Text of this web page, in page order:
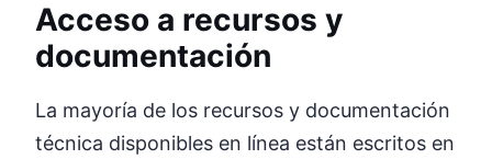
Acceso a recursos y
documentación
La mayoría de los recursos y documentación
técnica disponibles en línea están escritos en